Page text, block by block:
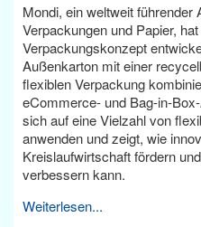
Mondi, ein weltweit führender
Verpackungen und Papier,
Verpackungskonzept
Außenkarton mit einer
flexiblen Verpackung
eCommerce- und Bag-in-
sich auf eine Vielzahl von
anwenden und zeigt, wie
Kreislaufwirtschaft fördern
verbessern kann.
Weiterlesen...